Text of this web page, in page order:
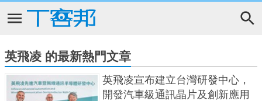
英飛凌 的最新熱門文章
英飛凌宣布建立台灣研發中心，
開發汽車級通訊晶片及創新應用